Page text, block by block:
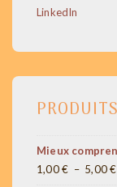
LinkedIn
PRODUITS
Mieux
1,00€ – 5,00€